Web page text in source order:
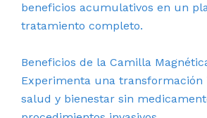
beneficios acumulativos en un
tratamiento completo.
Beneficios de la Camilla
Experimenta una transformación
salud y bienestar sin